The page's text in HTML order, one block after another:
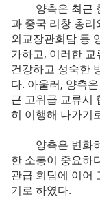
양측은 최근
과 중국 리창 총
외교장관회담 등
가하고, 이러한
건강하고 성숙한
다. 아울러, 양측
근 고위급 교류시
히 이행해 나가기
양측은 변화
한 소통이 중요하
관급 회담에 이어
기로 하였다.